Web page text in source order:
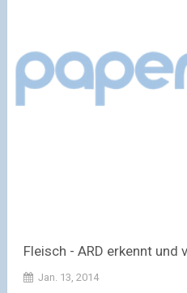
Fleisch - ARD erkennt
Jan. 13, 2014